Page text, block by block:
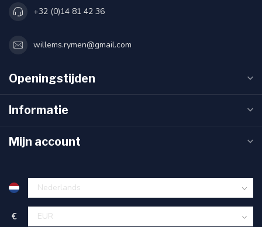
+32 (0)14 81 42 36
willems.rymen@gmail.com
Openingstijden
Informatie
Mijn account
€